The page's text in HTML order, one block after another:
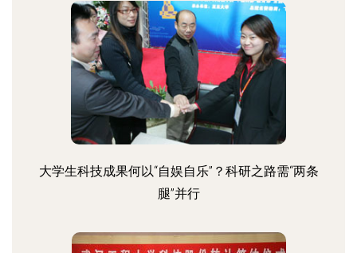
大学生科技成果何以“自娱自乐”？科研之路需“两条
腿”并行